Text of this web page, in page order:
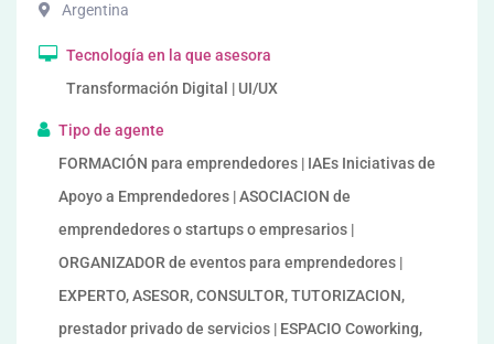
Argentina
Tecnología en la que asesora
Transformación Digital | UI/UX
Tipo de agente
FORMACIÓN para emprendedores | IAEs Iniciativas de
Apoyo a Emprendedores | ASOCIACION de
emprendedores o startups o empresarios |
ORGANIZADOR de eventos para emprendedores |
EXPERTO, ASESOR, CONSULTOR, TUTORIZACION,
prestador privado de servicios | ESPACIO Coworking,